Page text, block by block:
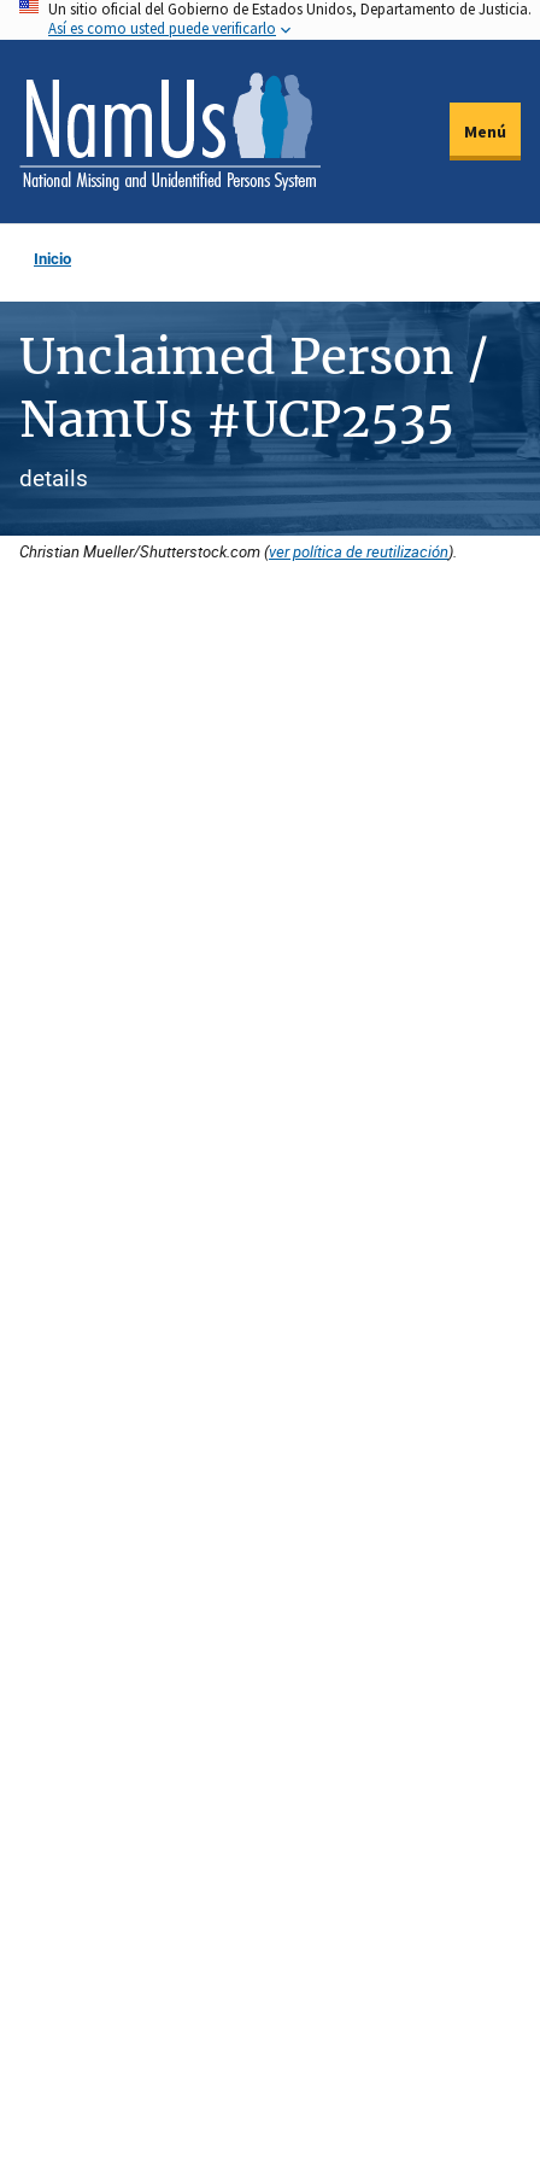
Pasar
al
contenido
principal
Un sitio oficial del Gobierno de Estados Unidos, Departamento de Justicia.
Así es como usted puede verificarlo
Menú
Inicio
Unclaimed Person /
NamUs #UCP2535
details
Christian Mueller/Shutterstock.com (ver política de reutilización).